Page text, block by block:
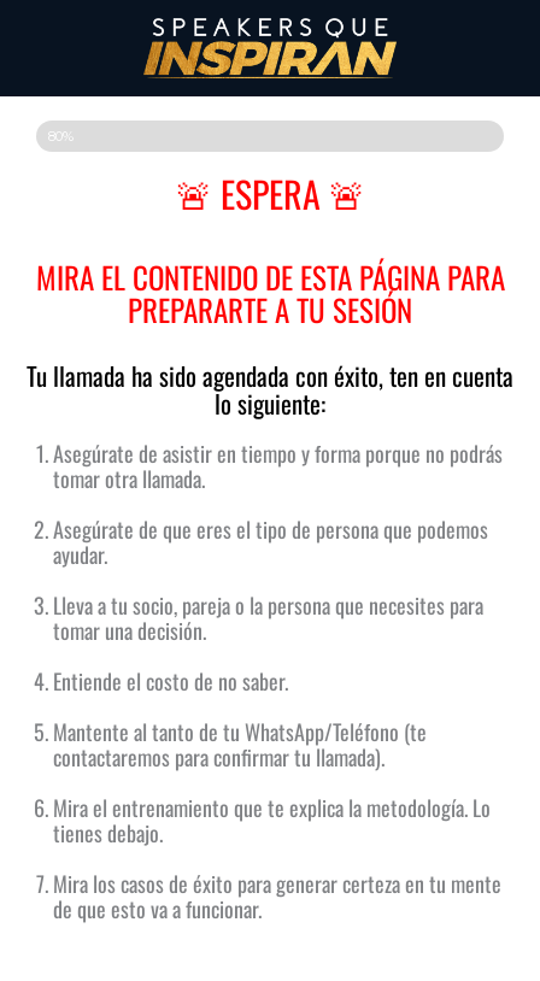
80%
🚨 ESPERA 🚨
MIRA EL CONTENIDO DE ESTA PÁGINA PARA
PREPARARTE A TU SESIÓN
Tu llamada ha sido agendada con éxito, ten en cuenta
lo siguiente:
Asegúrate de asistir en tiempo y forma porque no podrás
tomar otra llamada.
Asegúrate de que eres el tipo de persona que podemos
ayudar.
Lleva a tu socio, pareja o la persona que necesites para
tomar una decisión.
Entiende el costo de no saber.
Mantente al tanto de tu WhatsApp/Teléfono (te
contactaremos para confirmar tu llamada).
Mira el entrenamiento que te explica la metodología. Lo
tienes debajo.
Mira los casos de éxito para generar certeza en tu mente
de que esto va a funcionar.